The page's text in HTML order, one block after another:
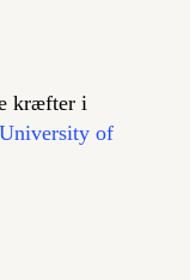
kræfter i
University of